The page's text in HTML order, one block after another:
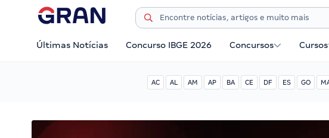
Últimas Notícias Concurso IBGE 2026 Concursos Cursos
AC AL AM AP BA CE DF ES GO